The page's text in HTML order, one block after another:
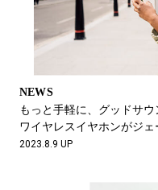
NEWS
もっと手軽に、グッドサ
ワイヤレスイヤホンがジェ
2023.8.9 UP